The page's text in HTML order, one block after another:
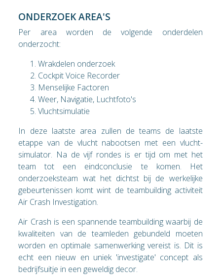
ONDERZOEK AREA'S
Per area worden de volgende onderdelen
onderzocht:
Wrakdelen onderzoek
Cockpit Voice Recorder
Menselijke Factoren
Weer, Navigatie, Luchtfoto's
Vluchtsimulatie
In deze laatste area zullen de teams de laatste
etappe van de vlucht nabootsen met een vlucht-
simulator. Na de vijf rondes is er tijd om met het
team tot een eindconclusie te komen. Het
onderzoeksteam wat het dichtst bij de werkelijke
gebeurtenissen komt wint de teambuilding activiteit
Air Crash Investigation.
Air Crash is een spannende teambuilding waarbij de
kwaliteiten van de teamleden gebundeld moeten
worden en optimale samenwerking vereist is. Dit is
echt een nieuw en uniek 'investigate' concept als
bedrijfsuitje in een geweldig decor.